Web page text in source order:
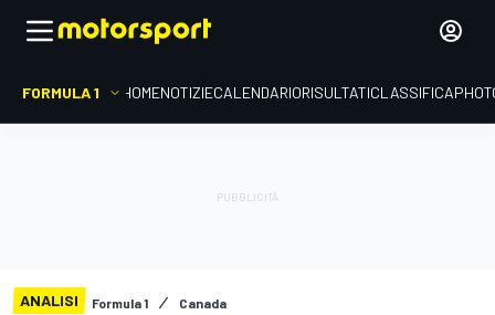
FORMULA 1 HOMENOTIZIECALENDARIORISULTATICLASSIFICA
ANALISI Formula 1 Canada